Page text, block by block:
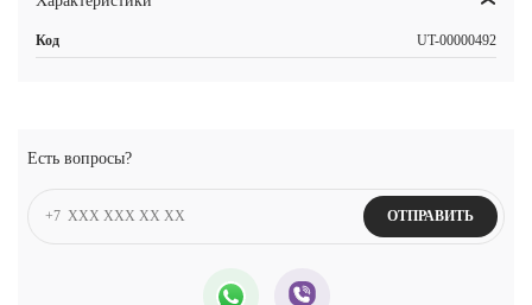
Код UT-00000492
Есть вопросы?
ОТПРАВИТЬ